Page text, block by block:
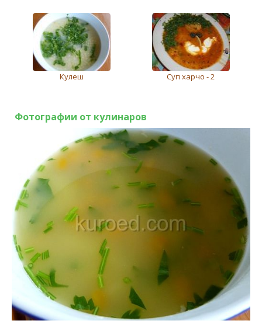
Кулеш Суп харчо - 2
Фотографии от кулинаров